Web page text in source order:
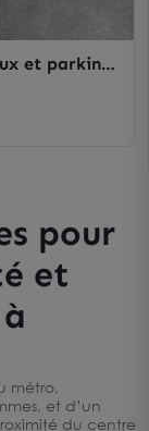
et parking
pour
et
métro,
et d’un
du centre